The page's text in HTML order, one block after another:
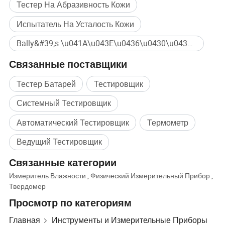
институты и т.д.
Тестер На Абразивность Кожи
Испытатель На Усталость Кожи
Bally&#39;s \u041A\u043E\u0436\u0430\u043D\u044B\u0435 \u0418\u0437\u0433\u0438\u0431 \u0422\u0435\u0441\u0442\u0435\u0440 Массовая покупка
Связанные поставщики
Тестер Батарей
Тестировщик
Системный Тестировщик
Автоматический Тестировщик
Термометр
Ведущий Тестировщик
Связанные категории
Измеритель Влажности ,Физический Измерительный Прибор
Твердомер
Просмотр по категориям
Главная Инструменты и Измерительные Приборы